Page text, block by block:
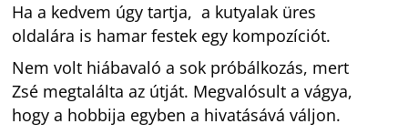
Ha a kedvem úgy tartja, a kutyalak üres
oldalára is hamar festek egy kompozíciót.
Nem volt hiábavaló a sok próbálkozás, mert
Zsé megtalálta az útját. Megvalósult a vágya,
hogy a hobbija egyben a hivatásává váljon.